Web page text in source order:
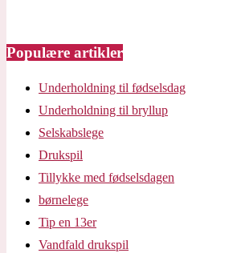
Populære artikler
Underholdning til fødselsdag
Underholdning til bryllup
Selskabslege
Drukspil
Tillykke med fødselsdagen
børnelege
Tip en 13er
Vandfald drukspil